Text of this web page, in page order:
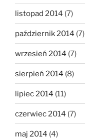
listopad 2014 (7)
październik 2014 (7)
wrzesień 2014 (7)
sierpień 2014 (8)
lipiec 2014 (11)
czerwiec 2014 (7)
maj 2014 (4)